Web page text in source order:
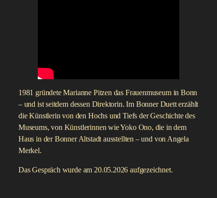
1981 gründete Marianne Pitzen das Frauenmuseum in Bonn
– und ist seitdem dessen Direktorin. Im Bonner Duett erzählt
die Künstlerin von den Hochs und Tiefs der Geschichte des
Museums, von Künstlerinnen wie Yoko Ono, die in dem
Haus in der Bonner Altstadt ausstellten – und von Angela
Merkel.
Das Gespräch wurde am 20.05.2026 aufgezeichnet.